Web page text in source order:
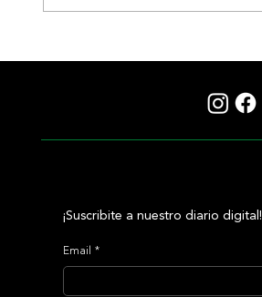
¡Suscribite a nuestro diario digital!
Email *